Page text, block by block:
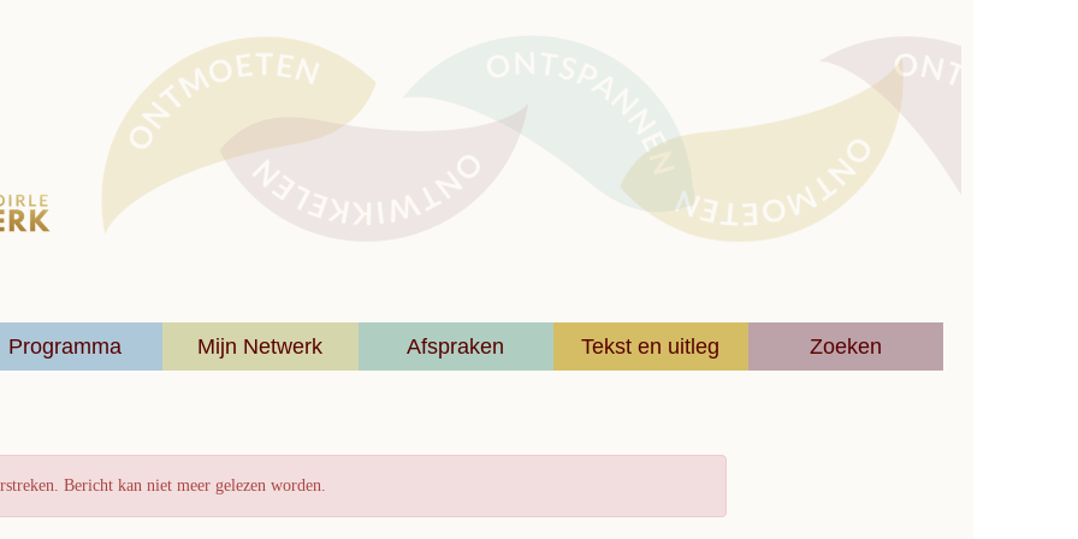
Programma Mijn Netwerk Afspraken Tekst en uitleg Zoeken
Bericht kan niet meer gelezen worden.